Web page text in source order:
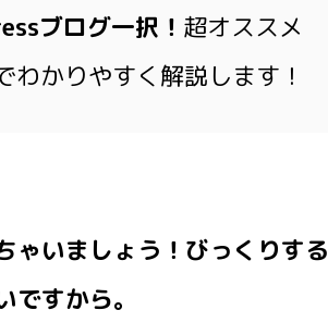
ブログ一択！ 超オススメ
かりやすく解説します！
ゃいましょう！びっくりする
すから。